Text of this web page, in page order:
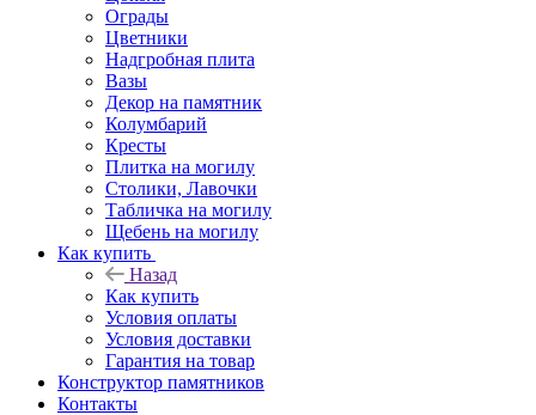
Ограды
Цветники
Надгробная плита
Вазы
Декор на памятник
Колумбарий
Кресты
Плитка на могилу
Столики, Лавочки
Табличка на могилу
Щебень на могилу
Как купить
Назад
Как купить
Условия оплаты
Условия доставки
Гарантия на товар
Конструктор памятников
Контакты